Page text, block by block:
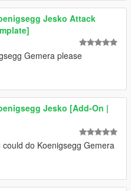
Jesko Attack
Gemera please
Jesko [Add-On |
do Koenigsegg Gemera